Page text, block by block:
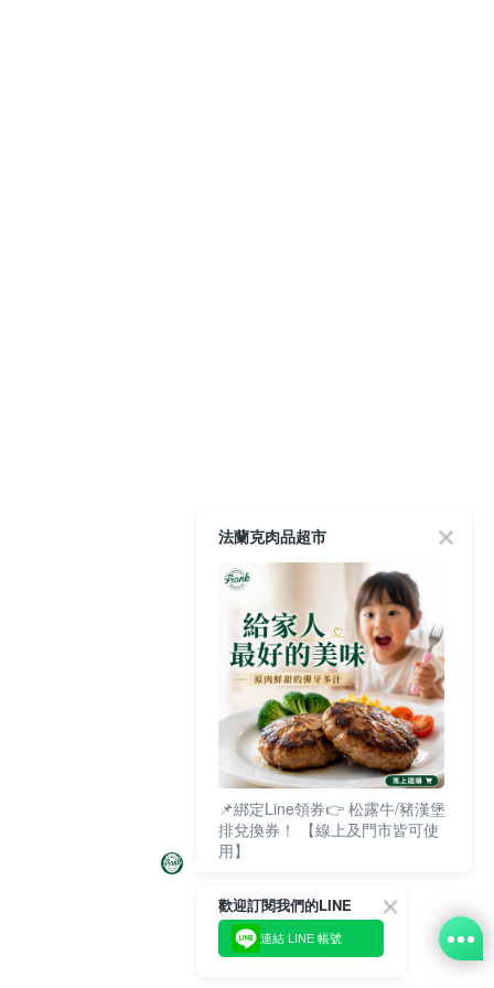
法蘭克肉品超市
📌綁定Line領券👉 松露牛/豬漢堡
排兌換券！ 【線上及門市皆可使
用】
歡迎訂閱我們的LINE
連結 LINE 帳號